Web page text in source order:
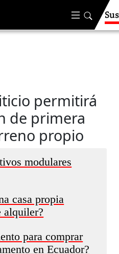
permitirá
de primera
propio
modulares
casa propia
alquiler?
para comprar
en Ecuador?